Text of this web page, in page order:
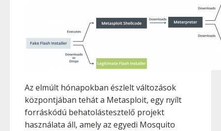
Az elmúlt hónapokban észlelt változások
központjában tehát a Metasploit, egy nyílt
forráskódú behatolástesztelő projekt
használata áll, amely az egyedi Mosquito